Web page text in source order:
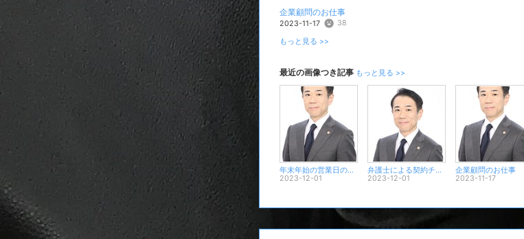
企業顧問のお仕事
2023-11-17 38
もっと見る >>
最近の画像つき記事 もっと見る >>
年末年始の営業日のお知らせ
2023-12-01
弁護士による契約チェック・作成の弁護士費用
2023-12-01
企業顧問のお仕事
2023-11-17